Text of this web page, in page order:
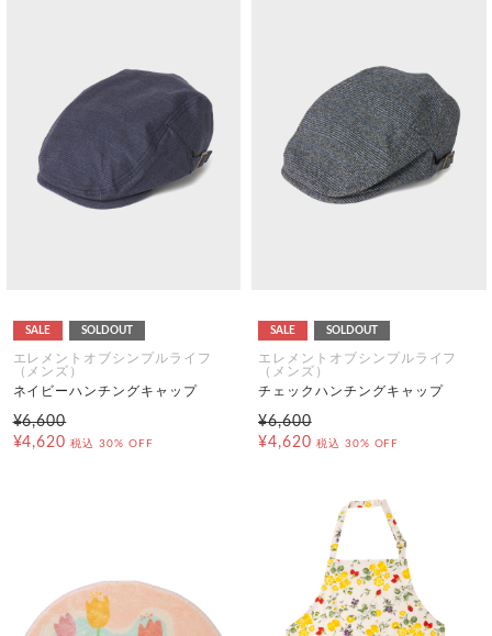
SALE SOLDOUT
エレメントオブシンプルライフ
（メンズ）
ネイビーハンチングキャップ
¥6,600
¥4,620 税込 30% OFF
SALE SOLDOUT
エレメントオブシンプルライフ
（メンズ）
チェックハンチングキャップ
¥6,600
¥4,620 税込 30% OFF